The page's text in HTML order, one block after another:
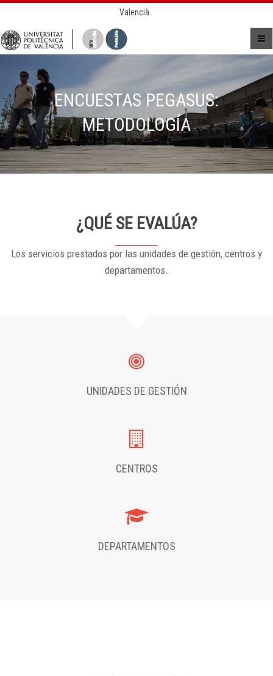
Valencià
ENCUESTAS PEGASUS:
METODOLOGÍA
¿QUÉ SE EVALÚA?
Los servicios prestados por las unidades de gestión, centros y
departamentos.
UNIDADES DE GESTIÓN
CENTROS
DEPARTAMENTOS